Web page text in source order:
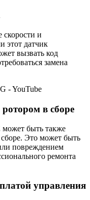
скорости и
этот датчик
вызвать код
замена
в сборе
быть также
Это может быть
повреждением
ремонта
управления